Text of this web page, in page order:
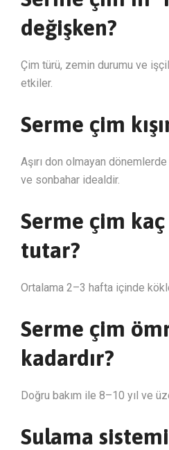
değişken?
Çim türü, zemin durumu ve
etkiler.
Serme çim
Aşırı don olmayan
ve sonbahar idealdir.
Serme çim
tutar?
Ortalama 2–3 hafta içinde
Serme çim
kadardır?
Doğru bakım ile 8–10 yıl ve
Sulama